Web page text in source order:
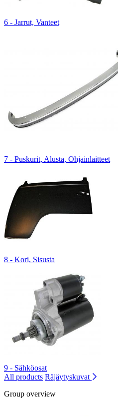
6 - Jarrut, Vanteet
7 - Puskurit, Alusta, Ohjainlaitteet
8 - Kori, Sisusta
9 - Sähköosat
All products Räjäytyskuvat
Group overview